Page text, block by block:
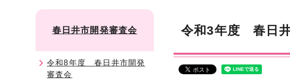
令和3年度 春日
春日井市開発審査会
令和8年度 春日井市開発
審査会